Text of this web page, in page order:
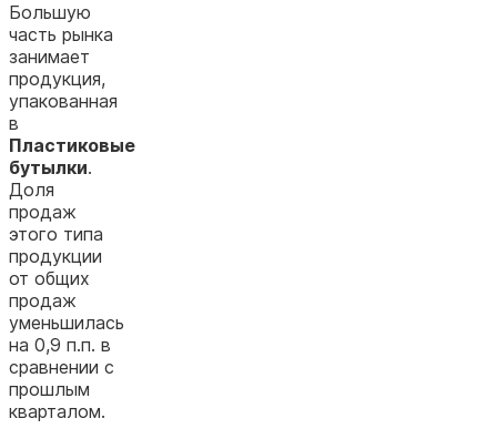
Большую
часть рынка
занимает
продукция,
упакованная
в
Пластиковые
бутылки.
Доля
продаж
этого типа
продукции
от общих
продаж
уменьшилась
на 0,9 п.п. в
сравнении с
прошлым
кварталом.